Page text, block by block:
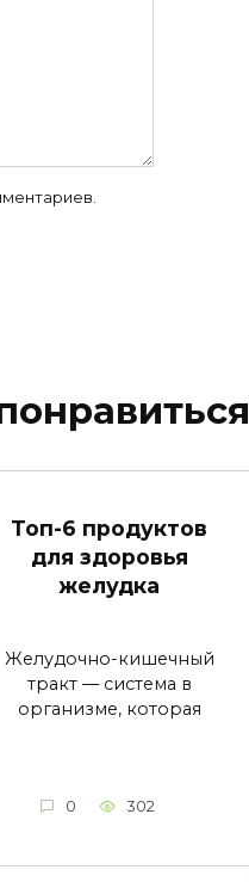
Топ-6 продуктов
для здоровья
желудка
Желудочно-кишечный
тракт — система в
организме, которая
0 302